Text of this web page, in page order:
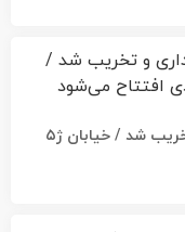
۳ باب مغازه محدوده پستک خریداری و تخریب شد / خیابان ژ۵